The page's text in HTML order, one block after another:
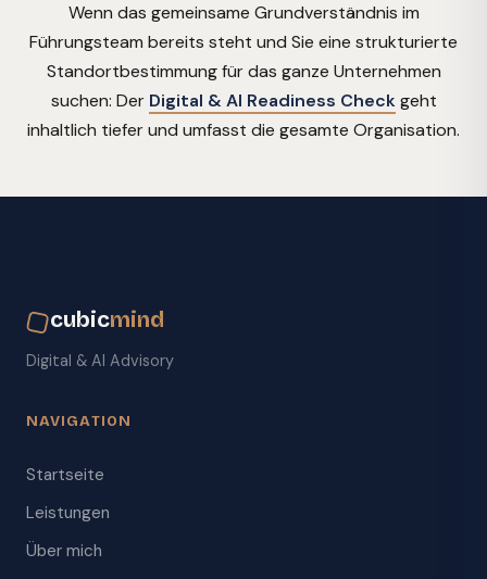
Wenn das gemeinsame Grundverständnis im
Führungsteam bereits steht und Sie eine strukturierte
Standortbestimmung für das ganze Unternehmen
suchen: Der Digital & AI Readiness Checkgeht
inhaltlich tiefer und umfasst die gesamte Organisation.
cubicmind
Digital & AI Advisory
NAVIGATION
Startseite
Leistungen
Über mich